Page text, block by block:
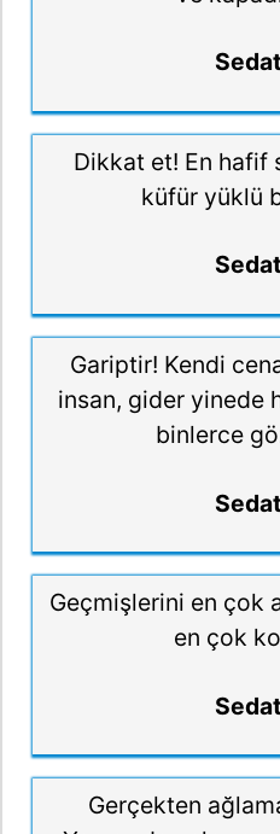
Dikkat et! En hafif
küfür yüklü
Gariptir! Kendi
insan, gider yinede
binlerce
Geçmişlerini en çok
en çok
Gerçekten